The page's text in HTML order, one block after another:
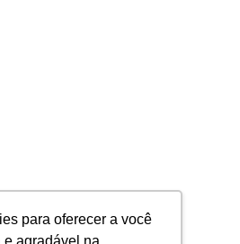
para oferecer a você
agradável na